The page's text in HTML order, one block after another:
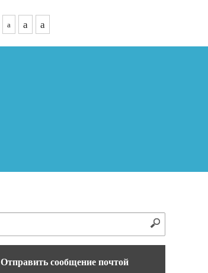
a a a
Отправить сообщение почтой